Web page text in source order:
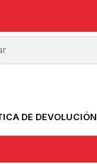
DE DEVOLUCIÓN